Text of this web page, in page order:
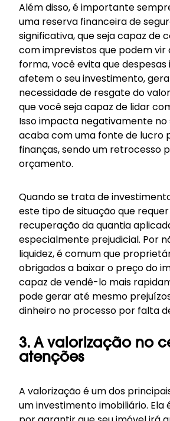
Além disso, é importante
uma reserva financeira de
significativa, que seja capaz de
com imprevistos que podem vir
forma, você evita que
afetem o seu investimento,
necessidade de resgate do
que você seja capaz de lidar
Isso impacta negativamente no
acaba com uma fonte de lucro
finanças, sendo um retrocesso
orçamento.
Quando se trata de
este tipo de situação que
recuperação da quantia
especialmente prejudicial. Por
liquidez, é comum que
obrigados a baixar o preço do
capaz de vendê-lo mais
pode gerar até mesmo
dinheiro no processo por falta
3. A valorização no
atenções
A valorização é um dos
um investimento imobiliário. Ela